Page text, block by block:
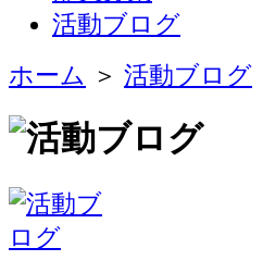
活動ブログ
ホーム ＞ 活動ブログ